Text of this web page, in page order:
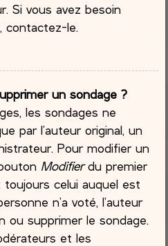
Si vous avez besoin
contactez-le.
un sondage ?
les sondages ne
par l’auteur original, un
Pour modifier un
Modifierdu premier
toujours celui auquel est
n’a voté, l’auteur
ou supprimer le sondage.
et les